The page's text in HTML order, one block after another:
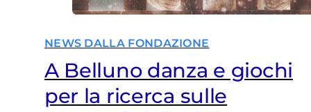
NEWS DALLA FONDAZIONE
A Belluno danza e giochi
per la ricerca sulle